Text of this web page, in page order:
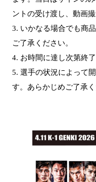
ントの受け渡し、動画
3. いかなる場合でも商
ご了承ください。
4. お時間に達し次第終了
5. 選手の状況によって
す。あらかじめご了承く